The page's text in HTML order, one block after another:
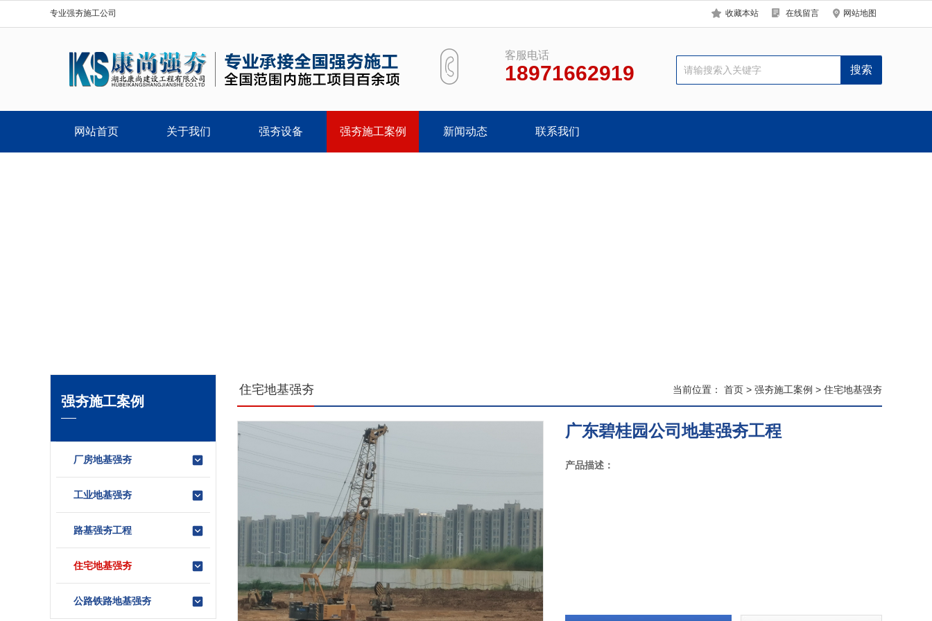
专业强夯施工公司 收藏本站 在线留言 网站地图
客服电话
18971662919
网站首页 关于我们 强夯设备 强夯施工案例 新闻动态 联系我们
强夯施工案例
厂房地基强夯
工业地基强夯
路基强夯工程
住宅地基强夯
公路铁路地基强夯
当前位置： 首页 > 强夯施工案例 > 住宅地基强夯
住宅地基强夯
广东碧桂园公司地基强夯工程
产品描述：